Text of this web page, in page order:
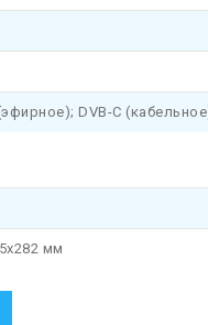
DVB-C
мм